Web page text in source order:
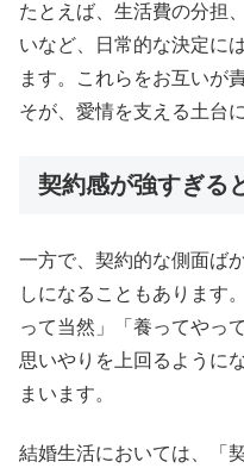
たとえば、生活費の分担
いなど、日常的な決定に
ます。これらをお互いが
そが、愛情を支える土台
契約感が強すぎる
一方で、契約的な側面ば
しになることもあります
って当然」「養ってやっ
思いやりを上回るように
まいます。
結婚生活においては、「